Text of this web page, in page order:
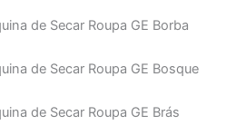
de Secar Roupa GE Borba
de Secar Roupa GE Bosque
de Secar Roupa GE Brás